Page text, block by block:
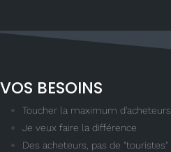
VOS BESOINS
Toucher la maximum d'acheteurs
Je veux faire la différence
Des acheteurs, pas de "touristes"